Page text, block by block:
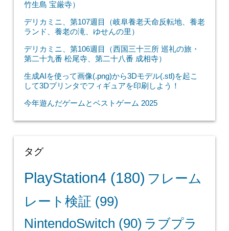
竹生島 宝厳寺）
デリカミニ、第107週目（岐阜養老天命反転地、養老
ランド、養老の滝、ゆせんの里）
デリカミニ、第106週目（西国三十三所 巡礼の旅・
第二十九番 松尾寺、第二十八番 成相寺）
生成AIを使って画像(.png)から3Dモデル(.stl)を起こ
して3Dプリンタでフィギュアを印刷しよう！
今年遊んだゲームとベストゲーム 2025
タグ
PlayStation4(180) フレーム
レート検証 (99)
NintendoSwitch (90) ラブプラ